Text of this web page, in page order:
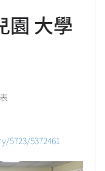
園 大學
5723/5372461